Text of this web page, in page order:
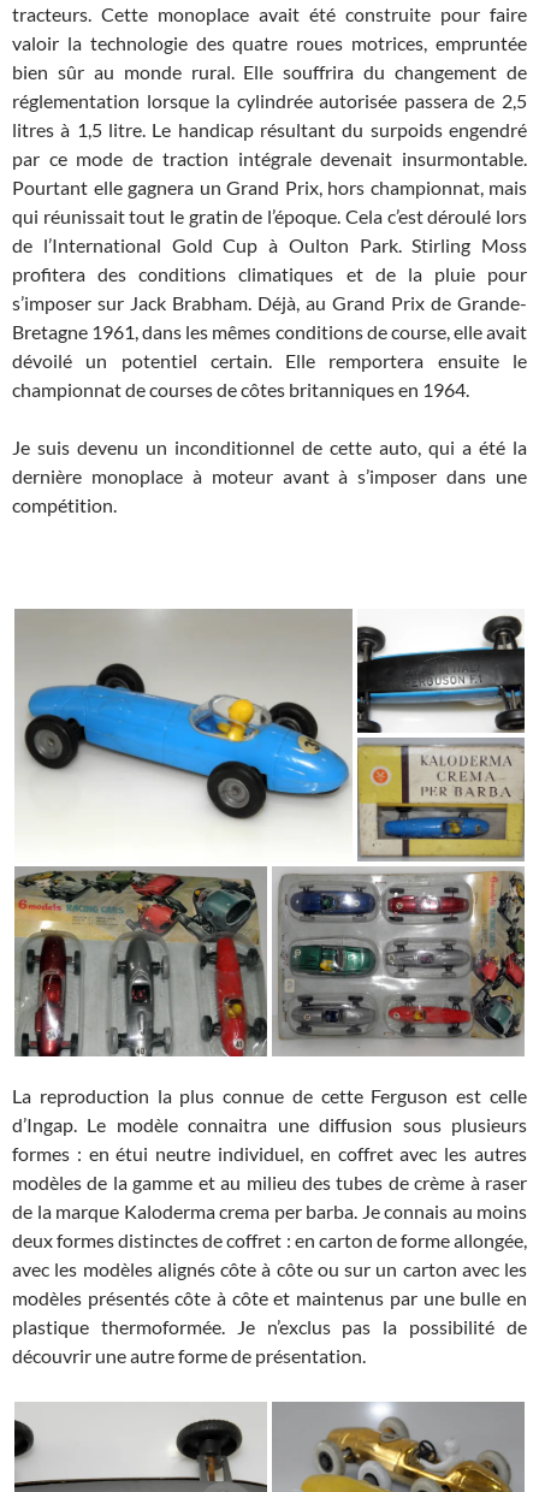
tracteurs. Cette monoplace avait été construite pour faire
valoir la technologie des quatre roues motrices, empruntée
bien sûr au monde rural. Elle souffrira du changement de
réglementation lorsque la cylindrée autorisée passera de 2,5
litres à 1,5 litre. Le handicap résultant du surpoids engendré
par ce mode de traction intégrale devenait insurmontable.
Pourtant elle gagnera un Grand Prix, hors championnat, mais
qui réunissait tout le gratin de l’époque. Cela c’est déroulé lors
de l’International Gold Cup à Oulton Park. Stirling Moss
profitera des conditions climatiques et de la pluie pour
s’imposer sur Jack Brabham. Déjà, au Grand Prix de Grande-
Bretagne 1961, dans les mêmes conditions de course, elle avait
dévoilé un potentiel certain. Elle remportera ensuite le
championnat de courses de côtes britanniques en 1964.
Je suis devenu un inconditionnel de cette auto, qui a été la
dernière monoplace à moteur avant à s’imposer dans une
compétition.
La reproduction la plus connue de cette Ferguson est celle
d’Ingap. Le modèle connaitra une diffusion sous plusieurs
formes : en étui neutre individuel, en coffret avec les autres
modèles de la gamme et au milieu des tubes de crème à raser
de la marque Kaloderma crema per barba. Je connais au moins
deux formes distinctes de coffret : en carton de forme allongée,
avec les modèles alignés côte à côte ou sur un carton avec les
modèles présentés côte à côte et maintenus par une bulle en
plastique thermoformée. Je n’exclus pas la possibilité de
découvrir une autre forme de présentation.